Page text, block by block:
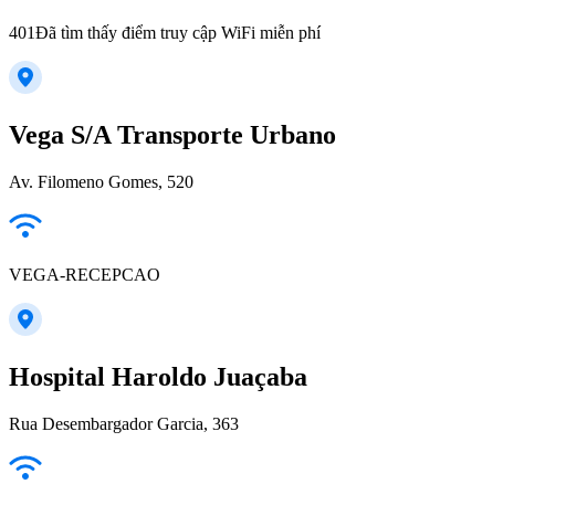
401Đã tìm thấy điểm truy cập WiFi miễn phí
Vega S/A Transporte Urbano
Av. Filomeno Gomes, 520
VEGA-RECEPCAO
Hospital Haroldo Juaçaba
Rua Desembargador Garcia, 363